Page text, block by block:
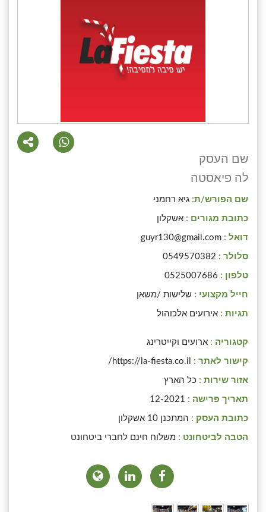
שם העסק
לה פיאסטה
שם הפורש/ת: גיא רחמני
כתובת מגורים : אשקלון
דואל : guyr130@gmail.com
סלולר : 0549570382
טלפון : 0525007686
חייל מקצועי : שלישות /משאן
תגיות : אירועים אלכוהול
קטגוריה : ארועים וקייטרינג
קישור לאתר : https://la-fiesta.co.il/
אזור שירות : כל הארץ
תאריך פרישה : 12-2021
כתובת העסק : המתכנן 10 אשקלון
הטבה לביטחונט : משלוח חינם לחברי ביטחונט